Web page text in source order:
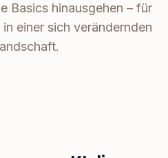
Basics hinausgehen – für
einer sich verändernden